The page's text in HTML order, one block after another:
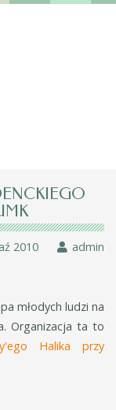
2010 admin
młodych ludzi na
Organizacja ta to
Halika przy